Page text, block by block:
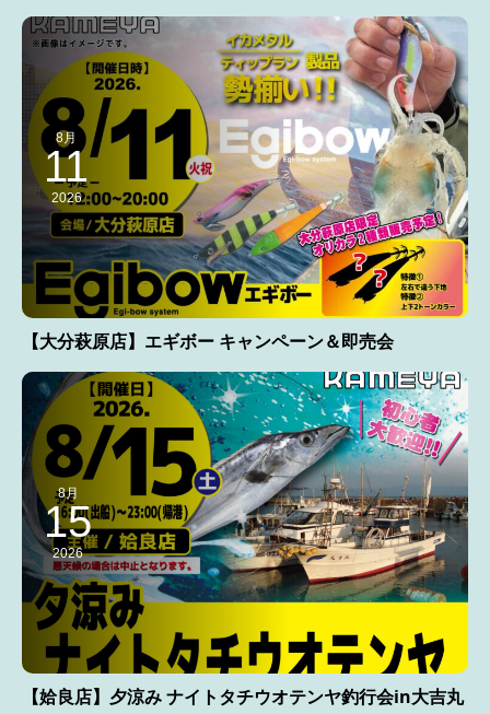
8月
11
2026
【大分萩原店】エギボー キャンペーン＆即売会
8月
15
2026
【姶良店】夕涼み ナイトタチウオテンヤ釣行会in大吉丸